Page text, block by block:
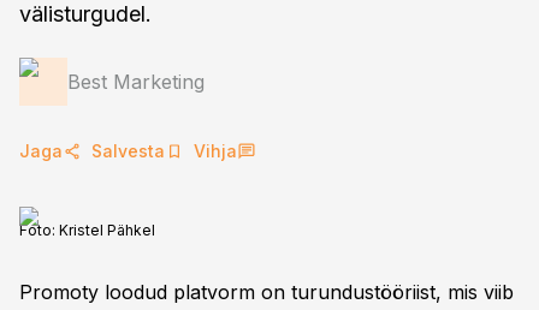
välisturgudel.
Best Marketing
Jaga Salvesta Vihja
Foto: Kristel Pähkel
Promoty loodud platvorm on turundustööriist, mis viib